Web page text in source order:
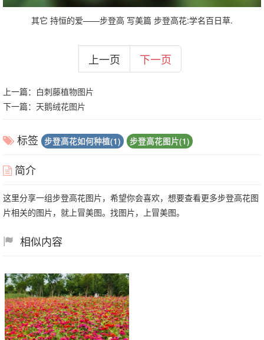
其它 持恒的爱——步登高 写美篇 步登高花:学名百日草.
上一页 下一页
上一篇： 白刺藤植物图片
下一篇： 天鹅绒花图片
标签 步登高花如何种植(1) 步登高花图片(1)
简介
这里分享一组步登高花图片，希望你会喜欢，想要查看更多步登高花图
片相关的图片，就上冒美图。找图片，上冒美图。
相似内容